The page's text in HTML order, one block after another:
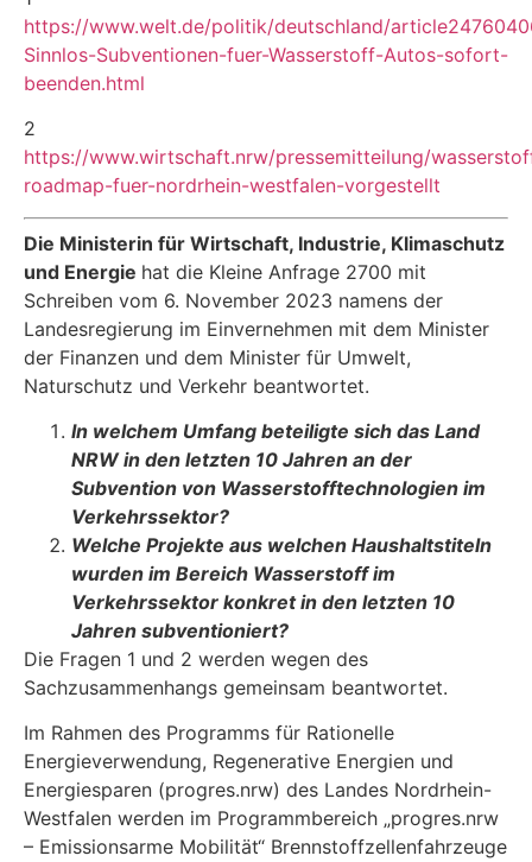
https://www.welt.de/politik/deutschland/
Sinnlos-Subventionen-fuer-Wasserstoff-Autos-sofort-
beenden.html
2
https://www.wirtschaft.nrw/pressemitteilung/
roadmap-fuer-nordrhein-westfalen-vorgestellt
Die Ministerin für Wirtschaft, Industrie, Klimaschutz
und Energie hat die Kleine Anfrage 2700 mit
Schreiben vom 6. November 2023 namens der
Landesregierung im Einvernehmen mit dem Minister
der Finanzen und dem Minister für Umwelt,
Naturschutz und Verkehr beant­wortet.
In welchem Umfang beteiligte sich das Land
NRW in den letzten 10 Jahren an der
Subvention von Wasserstofftechnologien im
Verkehrssektor?
Welche Projekte aus welchen Haushaltstiteln
wurden im Bereich Wasserstoff im
Verkehrssektor konkret in den letzten 10
Jahren subventioniert?
Die Fragen 1 und 2 werden wegen des
Sachzusammenhangs gemeinsam beantwortet.
Im Rahmen des Programms für Rationelle
Energieverwendung, Regenerative Energien und
Energiesparen (progres.nrw) des Landes Nordrhein-
Westfalen werden im Programmbereich „progres.nrw
– Emissionsarme Mobilität“ Brennstoffzellenfahrzeuge